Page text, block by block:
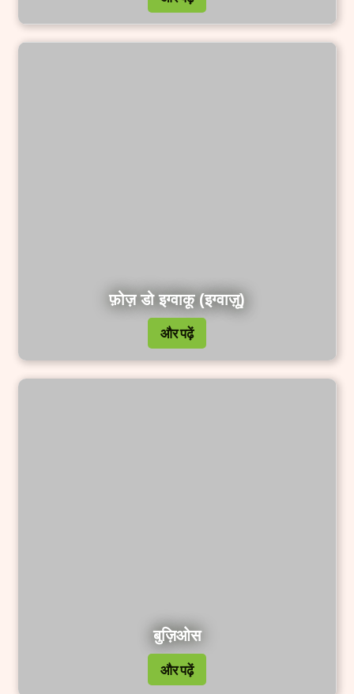
फ़ोज़ डो इग्वाकू (इग्वाज़ू)
और पढ़ें
बुज़िओस
और पढ़ें